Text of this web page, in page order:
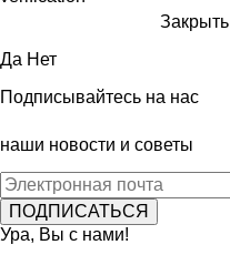
Закрыть
Да Нет
Подписывайтесь на нас
наши новости и советы
Ура, Вы с нами!